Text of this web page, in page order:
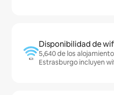
Disponibilidad de
5,640 de los
Estrasburgo incluyen